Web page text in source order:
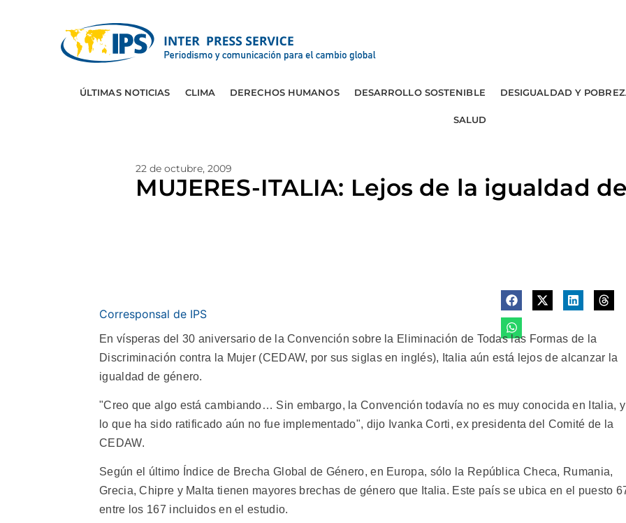
ÚLTIMAS NOTICIAS CLIMA DERECHOS HUMANOS DESARROLLO SOSTENIBLE DESIGUALDAD Y
SALUD
22 de octubre, 2009
MUJERES-ITALIA: Lejos de la igualdad
Corresponsal de IPS
En vísperas del 30 aniversario de la Convención sobre la Eliminación de Todas las Formas de la
Discriminación contra la Mujer (CEDAW, por sus siglas en inglés), Italia aún está lejos de alcanzar la
igualdad de género.
"Creo que algo está cambiando… Sin embargo, la Convención todavía no es muy conocida en Italia, y
lo que ha sido ratificado aún no fue implementado", dijo Ivanka Corti, ex presidenta del Comité de la
CEDAW.
Según el último Índice de Brecha Global de Género, en Europa, sólo la República Checa, Rumania,
Grecia, Chipre y Malta tienen mayores brechas de género que Italia. Este país se ubica en el puesto
entre los 167 incluidos en el estudio.